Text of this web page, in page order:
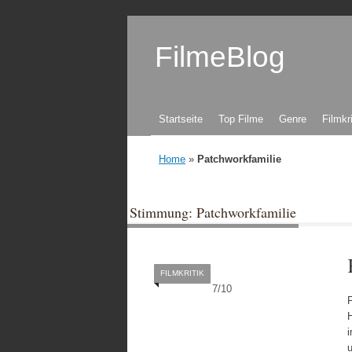
FilmeBlog
Zum Inhalt springen
Startseite Top Filme Genre
Home » Patchworkfamilie
Stimmung: Patchworkfamilie
7/10
FILMKRITIK